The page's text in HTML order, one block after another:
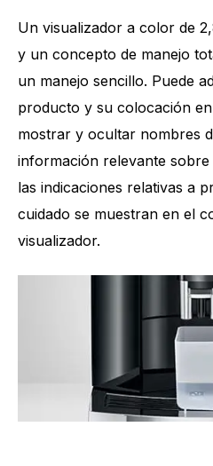
Un visualizador a color de
y un concepto de manejo
un manejo sencillo. Puede
producto y su colocación
mostrar y ocultar nombres
información relevante
las indicaciones relativas a
cuidado se muestran en el
visualizador.